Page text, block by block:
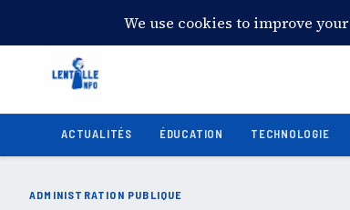
Samedi 8 août 2026 14:54:31
ACTUALITÉS ÉDUCATION TECHNOLOGIE
ADMINISTRATION PUBLIQUE